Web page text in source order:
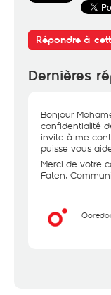
Répondre à
Dernières
Bonjour
confidentialité
invite à me
puisse vous
Merci de votre
Faten,